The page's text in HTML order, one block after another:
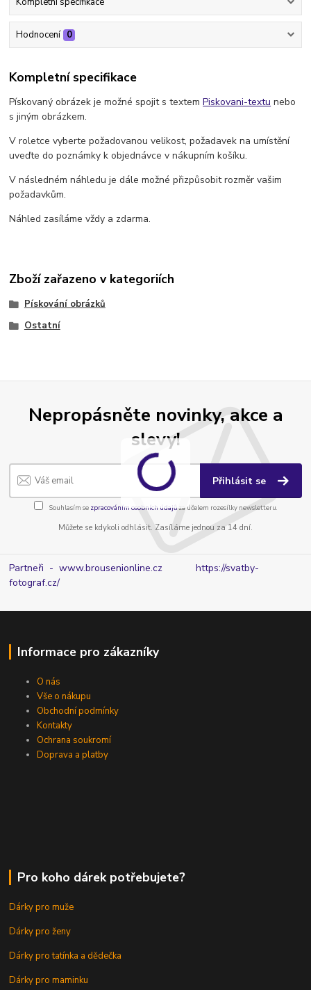
Hodnocení 0
Kompletní specifikace
Pískovaný obrázek je možné spojit s textemPiskovani-textu nebo
s jiným obrázkem.
V roletce vyberte požadovanou velikost, požadavek na umístění
uveďte do poznámky k objednávce v nákupním košíku.
V následném náhledu je dále možné přizpůsobit rozměr vašim
požadavkům.
Náhled zasíláme vždy a zdarma.
Zboží zařazeno v kategoriích
Pískování obrázků
Ostatní
Nepropásněte novinky, akce a
slevy!
Přihlásit se
Souhlasím se zpracováním osobních údajůza účelem rozesílky newsletteru.
Můžete se kdykoli odhlásit. Zasíláme jednou za 14 dní.
Partneři - www.brousenionline.czhttps://svatby-
fotograf.cz/
Informace pro zákazníky
O nás
Vše o nákupu
Obchodní podmínky
Kontakty
Ochrana soukromí
Doprava a platby
Pro koho dárek potřebujete?
Dárky pro muže
Dárky pro ženy
Dárky pro tatínka a dědečka
Dárky pro maminku